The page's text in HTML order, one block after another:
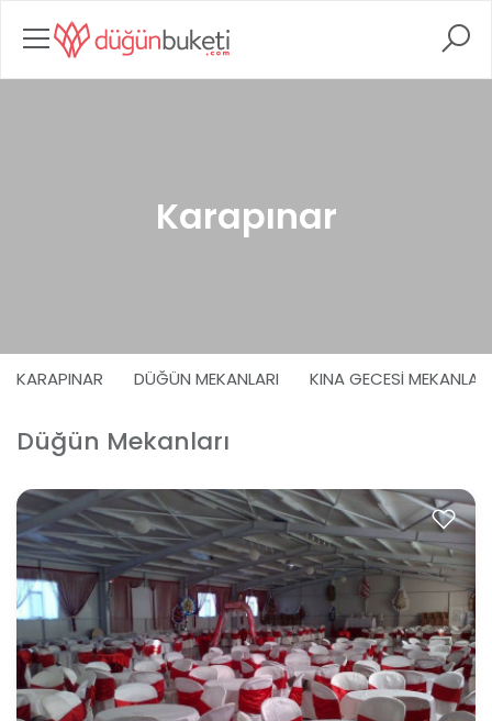
Karapınar
KARAPINAR DÜĞÜN MEKANLARI KINA GECESI MEKANLARI
Düğün Mekanları